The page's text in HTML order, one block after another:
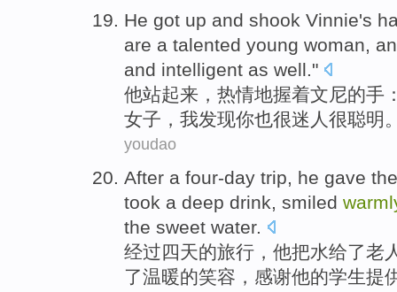
He got up and shook Vinnie's
are a talented young woman,
and intelligent as well."
他站起来，热情地握着文尼的手
女子，我发现你也很迷人很聪明
youdao
After a four-day trip, he gave
took a deep drink, smiled
the sweet water.
经过四天的旅行，他把水给了老
了温暖的笑容，感谢他的学生提